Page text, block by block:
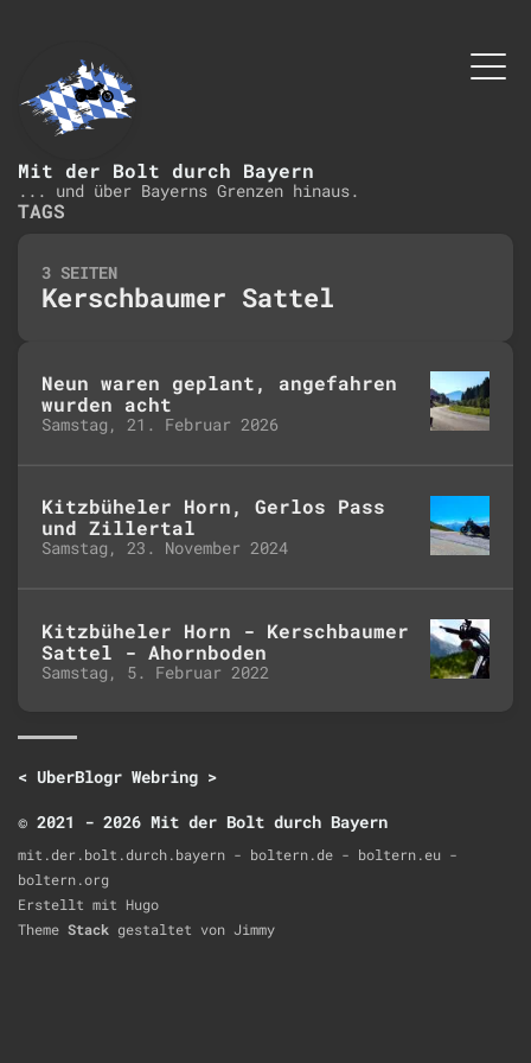
Mit der Bolt durch Bayern
... und über Bayerns Grenzen hinaus.
TAGS
3 SEITEN
Kerschbaumer Sattel
Neun waren geplant, angefahren
wurden acht
Samstag, 21. Februar 2026
Kitzbüheler Horn, Gerlos Pass
und Zillertal
Samstag, 23. November 2024
Kitzbüheler Horn - Kerschbaumer
Sattel - Ahornboden
Samstag, 5. Februar 2022
< UberBlogr Webring >
© 2021 - 2026 Mit der Bolt durch Bayern
mit.der.bolt.durch.bayern - boltern.de - boltern.eu -
boltern.org
Erstellt mit Hugo
Theme Stack gestaltet von Jimmy